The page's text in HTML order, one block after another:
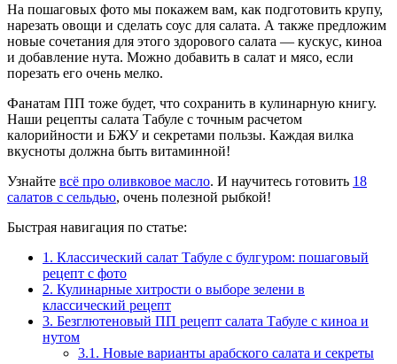
На пошаговых фото мы покажем вам, как подготовить крупу,
нарезать овощи и сделать соус для салата. А также предложим
новые сочетания для этого здорового салата — кускус, киноа
и добавление нута. Можно добавить в салат и мясо, если
порезать его очень мелко.
Фанатам ПП тоже будет, что сохранить в кулинарную книгу.
Наши рецепты салата Табуле с точным расчетом
калорийности и БЖУ и секретами пользы. Каждая вилка
вкусноты должна быть витаминной!
Узнайте всё про оливковое масло. И научитесь готовить 18
салатов с сельдью, очень полезной рыбкой!
Быстрая навигация по статье:
1. Классический салат Табуле с булгуром: пошаговый
рецепт с фото
2. Кулинарные хитрости о выборе зелени в
классический рецепт
3. Безглютеновый ПП рецепт салата Табуле с киноа и
нутом
3.1. Новые варианты арабского салата и секреты